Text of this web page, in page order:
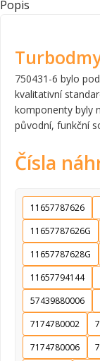
Popis
750431-6 bylo
kvalitativní
komponenty byly
původní, funkční
Čísla
11657787626
11657787626G
11657787628G
11657794144
57439880006
7174780002
7174780006